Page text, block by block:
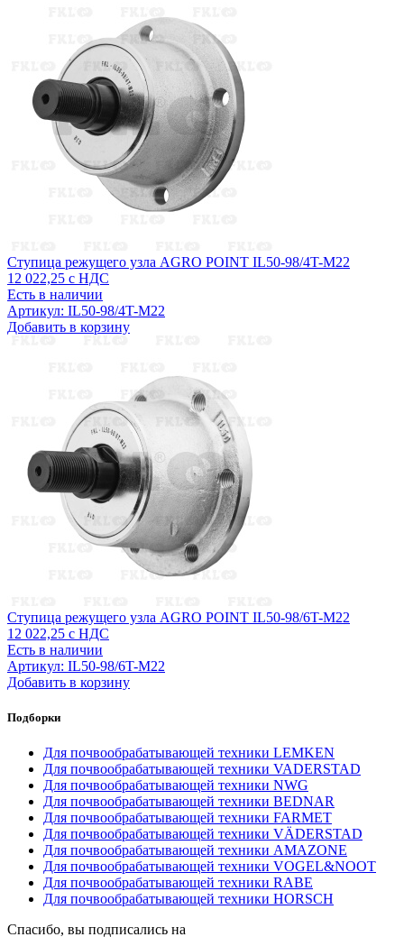
Ступица режущего узла AGRO POINT IL50-98/4T-M22
12 022,25 с НДС
Есть в наличии
Артикул: IL50-98/4T-M22
Добавить в корзину
Ступица режущего узла AGRO POINT IL50-98/6T-M22
12 022,25 с НДС
Есть в наличии
Артикул: IL50-98/6T-M22
Добавить в корзину
Подборки
Для почвообрабатывающей техники LEMKEN
Для почвообрабатывающей техники VADERSTAD
Для почвообрабатывающей техники NWG
Для почвообрабатывающей техники BEDNAR
Для почвообрабатывающей техники FARMET
Для почвообрабатывающей техники VÄDERSTAD
Для почвообрабатывающей техники AMAZONE
Для почвообрабатывающей техники VOGEL&NOOT
Для почвообрабатывающей техники RABE
Для почвообрабатывающей техники HORSCH
Спасибо, вы подписались на